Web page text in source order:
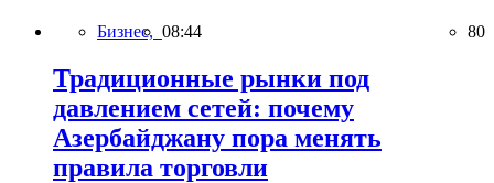
Бизнес, 08:44 80
Традиционные рынки под
давлением сетей: почему
Азербайджану пора менять
правила торговли